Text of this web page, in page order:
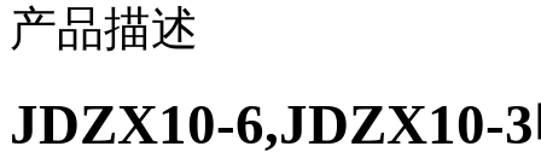
产品描述
JDZX10-6,JDZX10-